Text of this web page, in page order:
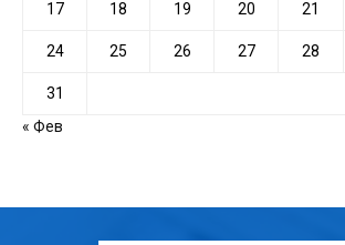
17 18 19 20 21
24 25 26 27 28
31
« Фев